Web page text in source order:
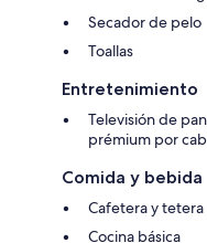
Secador de pelo
Toallas
Entretenimiento
Televisión de
prémium por
Comida y bebida
Cafetera y tetera
Cocina básica